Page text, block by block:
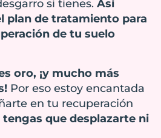
si tienes. Así
plan de tratamiento para
de tu suelo
oro, ¡y mucho más
Por eso estoy encantada
en tu recuperación
tengas que desplazarte ni